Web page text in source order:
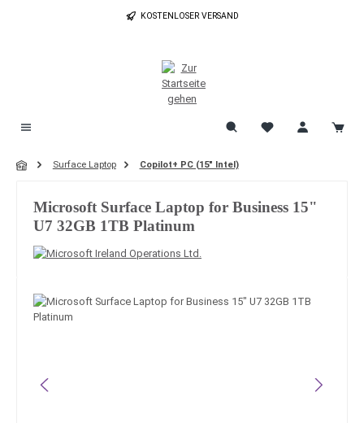
Zum Hauptinhalt springen KOSTENLOSER VERSAND
Surface Laptop Copilot+ PC (15" Intel)
Microsoft Surface Laptop for Business 15"
U7 32GB 1TB Platinum
Bildergalerie überspringen